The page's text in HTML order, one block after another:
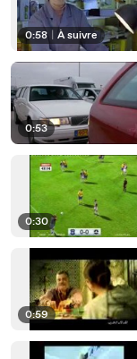
0:58 À suivre
0:53
0:30
0:59